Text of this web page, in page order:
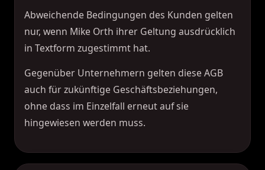
Abweichende Bedingungen des Kunden gelten
nur, wenn Mike Orth ihrer Geltung ausdrücklich
in Textform zugestimmt hat.
Gegenüber Unternehmern gelten diese AGB
auch für zukünftige Geschäftsbeziehungen,
ohne dass im Einzelfall erneut auf sie
hingewiesen werden muss.